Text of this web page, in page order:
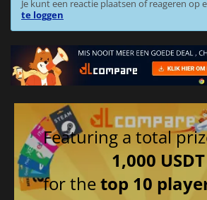
Je kunt een reactie plaatsen of reageren op
te loggen
Featuring a total
1,000 USDT
for thetop 10